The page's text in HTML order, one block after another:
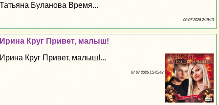
Татьяна Буланова Время...
08 07 2026 2:19:10
Ирина Круг Привет, малыш!
Ирина Круг Привет, малыш!...
07 07 2026 15:45:43